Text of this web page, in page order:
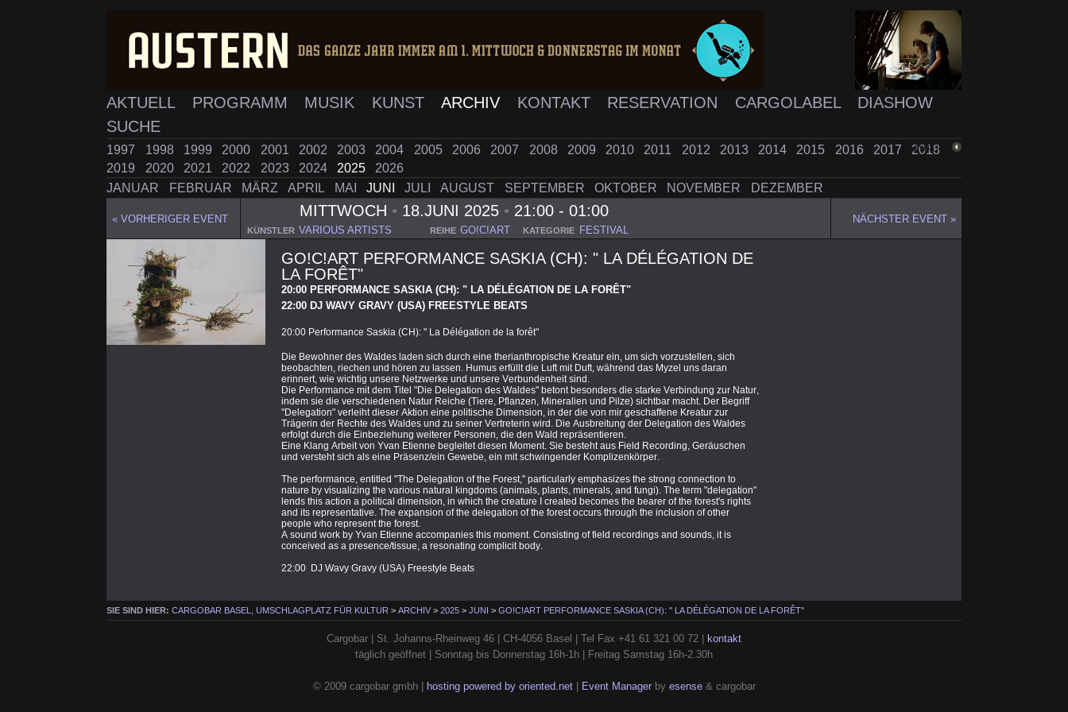
AKTUELL PROGRAMM MUSIK KUNST ARCHIV KONTAKT RESERVATION CARGOLABEL
DIASHOW
SUCHE
1997 1998 1999 2000 2001 2002 2003 2004 2005 2006 2007 2008 2009 2010 2011 2012 2013 2014 2015 2016 2017
2018
2019
2020 2021 2022 2023 2024 2025
2026
JANUAR
FEBRUAR MÄRZ APRIL MAI JUNI JULI AUGUST SEPTEMBER OKTOBER NOVEMBER DEZEMBER
ZURÜCK
« VORHERIGER EVENT MITTWOCH • 18.JUNI 2025 • 21:00 - 01:00
KÜNSTLER VARIOUS ARTISTS REIHE GO!C!ART KATEGORIE FESTIVAL
NÄCHSTER EVENT »
GO!C!ART PERFORMANCE SASKIA (CH): " LA DÉLÉGATION DE
LA FORÊT"
20:00 PERFORMANCE SASKIA (CH): " LA DÉLÉGATION DE LA FORÊT"
22:00 DJ WAVY GRAVY (USA) FREESTYLE BEATS
20:00 Performance Saskia (CH): " La Délégation de la forêt"
Die Bewohner des Waldes laden sich durch eine therianthropische Kreatur ein, um sich vorzustellen, sich
beobachten, riechen und hören zu lassen. Humus erfüllt die Luft mit Duft, während das Myzel uns daran
erinnert, wie wichtig unsere Netzwerke und unsere Verbundenheit sind.
Die Performance mit dem Titel "Die Delegation des Waldes" betont besonders die starke Verbindung zur Natur,
indem sie die verschiedenen Natur Reiche (Tiere, Pflanzen, Mineralien und Pilze) sichtbar macht. Der Begriff
"Delegation" verleiht dieser Aktion eine politische Dimension, in der die von mir geschaffene Kreatur zur
Trägerin der Rechte des Waldes und zu seiner Vertreterin wird. Die Ausbreitung der Delegation des Waldes
erfolgt durch die Einbeziehung weiterer Personen, die den Wald repräsentieren.
Eine Klang Arbeit von Yvan Etienne begleitet diesen Moment. Sie besteht aus Field Recording, Geräuschen
und versteht sich als eine Präsenz/ein Gewebe, ein mit schwingender Komplizenkörper.
The performance, entitled "The Delegation of the Forest," particularly emphasizes the strong connection to
nature by visualizing the various natural kingdoms (animals, plants, minerals, and fungi). The term "delegation"
lends this action a political dimension, in which the creature I created becomes the bearer of the forest's rights
and its representative. The expansion of the delegation of the forest occurs through the inclusion of other
people who represent the forest.
A sound work by Yvan Etienne accompanies this moment. Consisting of field recordings and sounds, it is
conceived as a presence/tissue, a resonating complicit body.
22:00 DJ Wavy Gravy (USA) Freestyle Beats
SIE SIND HIER:CARGOBAR BASEL, UMSCHLAGPLATZ FÜR KULTUR >ARCHIV >2025 >JUNI >GO!C!ART PERFORMANCE SASKIA (CH): " LA DÉLÉGATION DE LA FORÊT"
Cargobar | St. Johanns-Rheinweg 46 | CH-4056 Basel | Tel Fax +41 61 321 00 72 |
kontakt
täglich geöffnet | Sonntag bis Donnerstag 16h-1h | Freitag Samstag 16h-2.30h
© 2009 cargobar gmbh | hosting powered by oriented.net| Event Managerby esense& cargobar